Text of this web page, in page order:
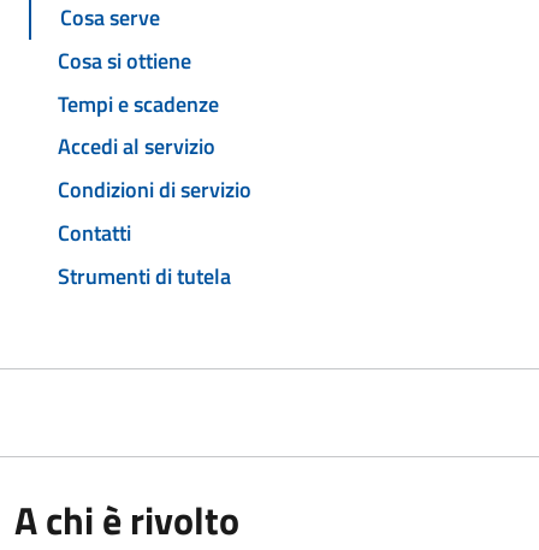
Cosa serve
Cosa si ottiene
Tempi e scadenze
Accedi al servizio
Condizioni di servizio
Contatti
Strumenti di tutela
A chi è rivolto